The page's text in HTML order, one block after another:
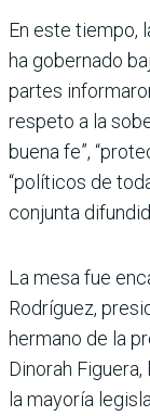
En este tiempo,
ha gobernado
partes
respeto a la
buena fe”,
“políticos de
conjunta
La mesa fue
Rodríguez,
hermano de la
Dinorah
la mayoría